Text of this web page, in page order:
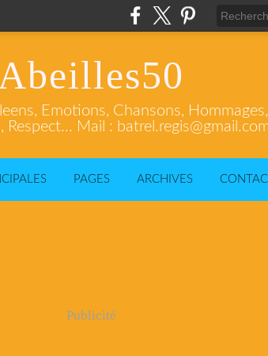
Emotions, Chansons,
Respect... Mail :
PAGES ARCHIVES
Publicité